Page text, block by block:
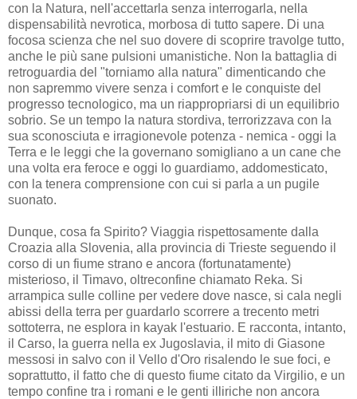
con la Natura, nell'accettarla senza interrogarla, nella
dispensabilità nevrotica, morbosa di tutto sapere. Di una
focosa scienza che nel suo dovere di scoprire travolge tutto,
anche le più sane pulsioni umanistiche. Non la battaglia di
retroguardia del "torniamo alla natura" dimenticando che
non sapremmo vivere senza i comfort e le conquiste del
progresso tecnologico, ma un riappropriarsi di un equilibrio
sobrio. Se un tempo la natura stordiva, terrorizzava con la
sua sconosciuta e irragionevole potenza - nemica - oggi la
Terra e le leggi che la governano somigliano a un cane che
una volta era feroce e oggi lo guardiamo, addomesticato,
con la tenera comprensione con cui si parla a un pugile
suonato.
Dunque, cosa fa Spirito? Viaggia rispettosamente dalla
Croazia alla Slovenia, alla provincia di Trieste seguendo il
corso di un fiume strano e ancora (fortunatamente)
misterioso, il Timavo, oltreconfine chiamato Reka. Si
arrampica sulle colline per vedere dove nasce, si cala negli
abissi della terra per guardarlo scorrere a trecento metri
sottoterra, ne esplora in kayak l'estuario. E racconta, intanto,
il Carso, la guerra nella ex Jugoslavia, il mito di Giasone
messosi in salvo con il Vello d'Oro risalendo le sue foci, e
soprattutto, il fatto che di questo fiume citato da Virgilio, e un
tempo confine tra i romani e le genti illiriche non ancora